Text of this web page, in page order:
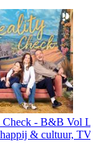
Check - B&B Vol
& cultuur,